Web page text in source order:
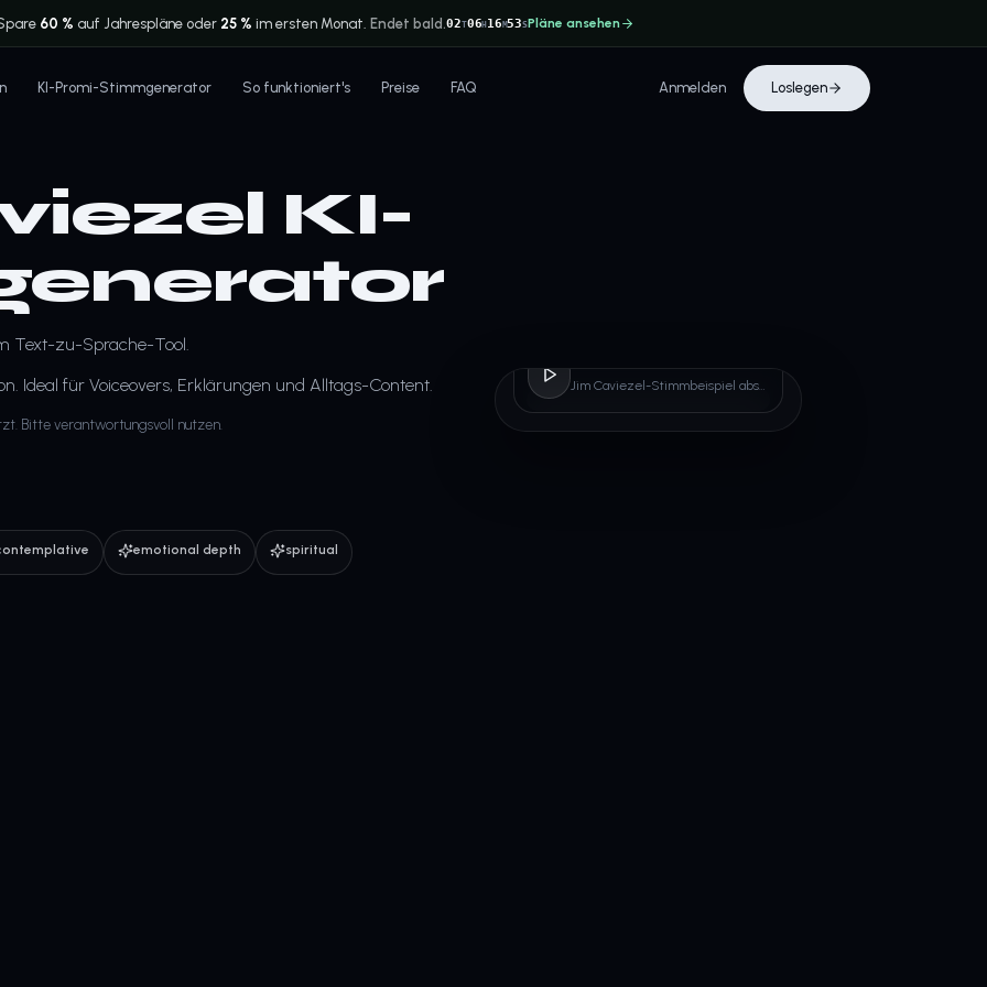
60 % auf Jahrespläne oder 25 % im ersten Monat. Endet bald.02T06H16M53SPläne ansehen
KI-Promi-Stimmgenerator So funktioniert's Preise FAQ Anmelden Loslegen
KI-
Text-zu-Sprache-Tool.
Ideal für Voiceovers, Erklärungen und Alltags-Content.
Bitte verantwortungsvoll nutzen.
emotional depth spiritual
Jim Caviezel-Stimmbeispiel abspielen